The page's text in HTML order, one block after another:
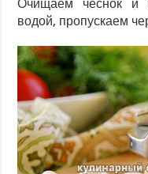
Очищаем чеснок и
водой, пропускаем